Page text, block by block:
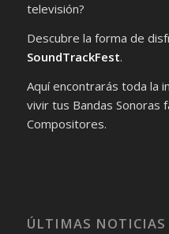
televisión?
Descubre la forma de
SoundTrackFest.
Aquí encontrarás toda la
vivir tus Bandas Sonoras
Compositores.
ÚLTIMAS NOTICIAS